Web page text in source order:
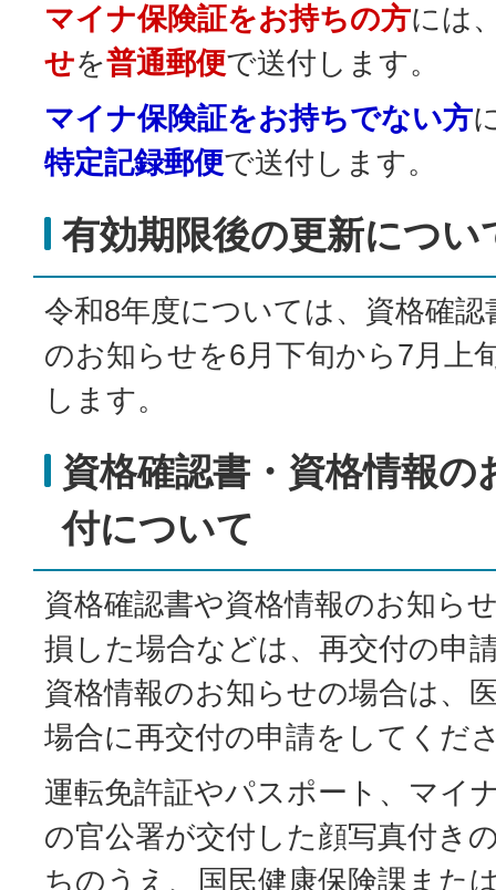
マイナ保険証をお持ちの方には
せを普通郵便で送付します。
マイナ保険証をお持ちでない方
特定記録郵便で送付します。
有効期限後の更新につい
令和8年度については、資格確
のお知らせを6月下旬から7月上
します。
資格確認書・資格情報の
付について
資格確認書や資格情報のお知ら
損した場合などは、再交付の申
資格情報のお知らせの場合は、
場合に再交付の申請をしてくだ
運転免許証やパスポート、マイ
の官公署が交付した顔写真付き
ちのうえ、国民健康保険課また